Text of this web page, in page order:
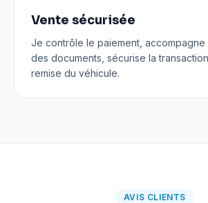
Vente sécurisée
Je contrôle le paiement, accompagne
des documents, sécurise la
remise du véhicule.
AVIS CLIENTS